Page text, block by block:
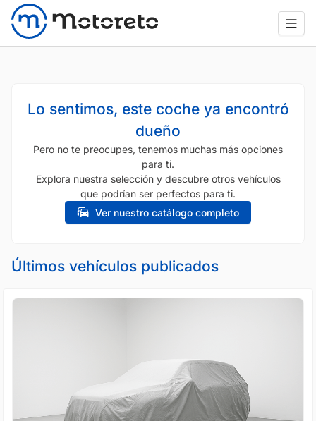
Lo sentimos, este coche ya encontró
dueño
Pero no te preocupes, tenemos muchas más opciones
para ti.
Explora nuestra selección y descubre otros vehículos
que podrían ser perfectos para ti.
Ver nuestro catálogo completo
Últimos vehículos publicados